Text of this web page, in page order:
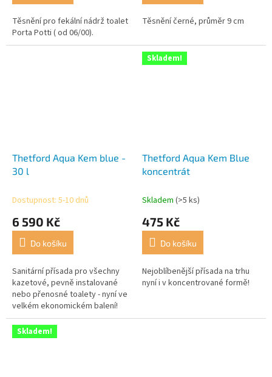
Těsnění pro fekální nádrž toalet
Porta Potti ( od 06/00).
Těsnění černé, průměr 9 cm
Thetford Aqua Kem blue -
30 l
Dostupnost: 5-10 dnů
6 590 Kč
Do košíku
Sanitární přísada pro všechny
kazetové, pevně instalované
nebo přenosné toalety - nyní ve
velkém ekonomickém balení!
Skladem!
Thetford Aqua Kem Blue
koncentrát
Skladem (>5 ks)
475 Kč
Do košíku
Nejoblíbenější přísada na trhu
nyní i v koncentrované formě!
Skladem!